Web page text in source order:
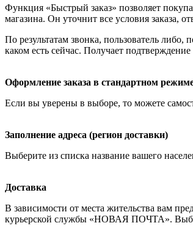
Функция «Быстрый заказ» позволяет
магазина. Он уточнит все условия заказа,
По результатам звонка, пользователь
каком есть сейчас. Получает
Оформление заказа в стандартном
Если вы уверены в выборе, то можете
Заполнение адреса (регион доставки)
Выберите из списка название вашего
Доставка
В зависимости от места жительства вам
курьерской службы «НОВАЯ ПОЧТА».